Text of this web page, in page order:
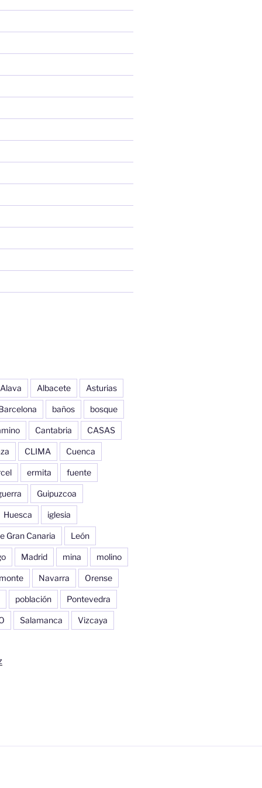
Alava Albacete Asturias
baños bosque
Cantabria CASAS
CLIMA Cuenca
ermita fuente
Guipuzcoa
Huesca iglesia
Gran Canaria León
Madrid mina molino
monte Navarra Orense
población Pontevedra
Salamanca Vizcaya